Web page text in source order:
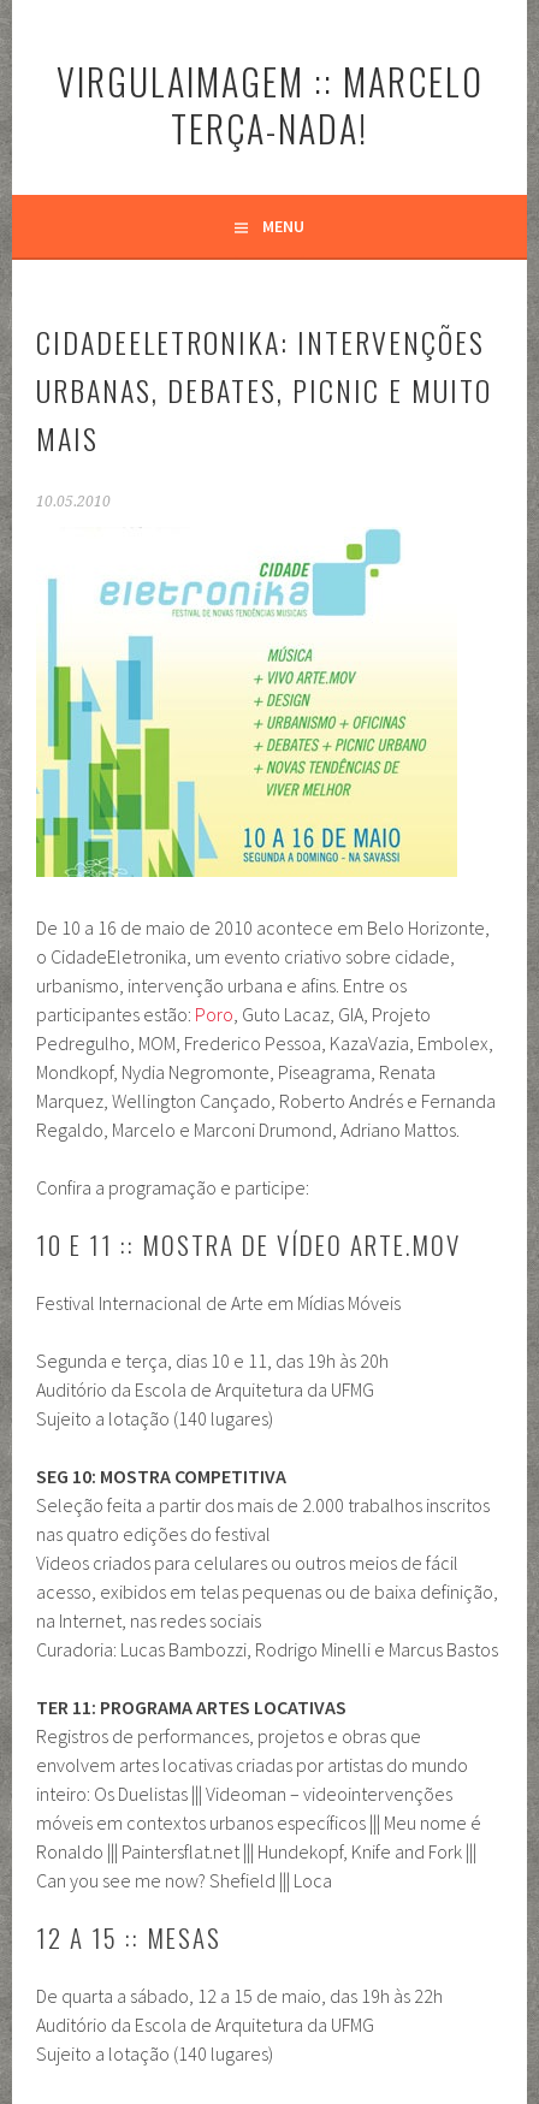
o
conteúdoVIRGULAIMAGEM :: MARCELO
TERÇA-NADA!
MENU
CIDADEELETRONIKA: INTERVENÇÕES
URBANAS, DEBATES, PICNIC E MUITO
MAIS
10.05.2010
De 10 a 16 de maio de 2010 acontece em Belo Horizonte,
o CidadeEletronika, um evento criativo sobre cidade,
urbanismo, intervenção urbana e afins. Entre os
participantes estão: Poro, Guto Lacaz, GIA, Projeto
Pedregulho, MOM, Frederico Pessoa, KazaVazia, Embolex,
Mondkopf, Nydia Negromonte, Piseagrama, Renata
Marquez, Wellington Cançado, Roberto Andrés e Fernanda
Regaldo, Marcelo e Marconi Drumond, Adriano Mattos.
Confira a programação e participe:
10 E 11 :: MOSTRA DE VÍDEO ARTE.MOV
Festival Internacional de Arte em Mídias Móveis
Segunda e terça, dias 10 e 11, das 19h às 20h
Auditório da Escola de Arquitetura da UFMG
Sujeito a lotação (140 lugares)
SEG 10: MOSTRA COMPETITIVA
Seleção feita a partir dos mais de 2.000 trabalhos inscritos
nas quatro edições do festival
Videos criados para celulares ou outros meios de fácil
acesso, exibidos em telas pequenas ou de baixa definição,
na Internet, nas redes sociais
Curadoria: Lucas Bambozzi, Rodrigo Minelli e Marcus Bastos
TER 11: PROGRAMA ARTES LOCATIVAS
Registros de performances, projetos e obras que
envolvem artes locativas criadas por artistas do mundo
inteiro: Os Duelistas ||| Videoman – videointervenções
móveis em contextos urbanos específicos ||| Meu nome é
Ronaldo ||| Paintersflat.net ||| Hundekopf, Knife and Fork |||
Can you see me now? Shefield ||| Loca
12 A 15 :: MESAS
De quarta a sábado, 12 a 15 de maio, das 19h às 22h
Auditório da Escola de Arquitetura da UFMG
Sujeito a lotação (140 lugares)